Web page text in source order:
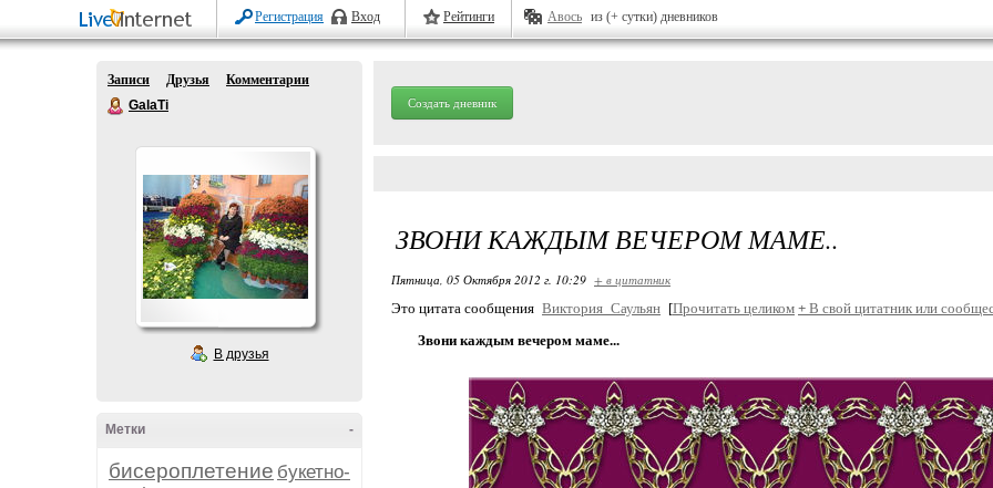
Регистрация Вход Рейтинги Авось из (+ сутки) дневников
Записи Друзья
Комментарии
GalaTi
В друзья
-
Метки
бисероплетение букетно-
Создать дневник
ЗВОНИ КАЖДЫМ ВЕЧЕРОМ МАМЕ..
Пятница, 05 Октября 2012 г. 10:29 + в цитатник
Это цитата сообщения Виктория_Саульян [Прочитать целиком + В свой цитатник или
Звони каждым вечером маме...